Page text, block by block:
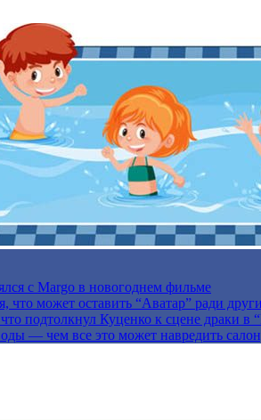
с Margo в новогоднем фильме
что может оставить “Аватар” ради
подтолкнул Куценко к сцене драки в
— чем все это может навредить